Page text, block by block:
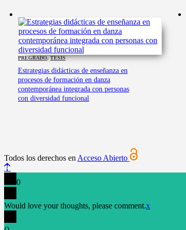
PREGRADO,TESIS
Estrategias didácticas de enseñanza en
procesos de formación en danza
contemporánea integrada con personas
con diversidad funcional
Todos los derechos en Acceso Abierto
0
Would love your thoughts, please comment.x